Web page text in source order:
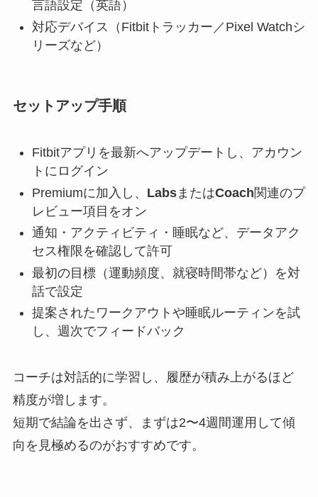
言語設定（英語）
対応デバイス（Fitbitトラッカー／Pixel Watchシ
リーズなど）
セットアップ手順
Fitbitアプリを最新へアップデートし、アカウン
トにログイン
Premiumに加入し、 LabsまたはCoach関連のプ
レビュー項目をオン
通知・アクティビティ・睡眠など、データアク
セス権限を確認して許可
最初の目標（運動頻度、就寝時間帯など）を対
話で設定
提案されたワークアウトや睡眠ルーティンを試
し、週次でフィードバック
コーチは対話的に学習し、履歴が積み上がるほど
精度が増します。
短期で結論を出さず、まずは2〜4週間運用して傾
向を見極めるのがおすすめです。